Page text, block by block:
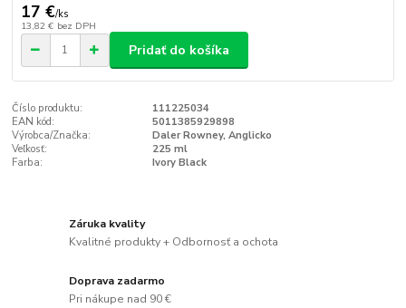
17 €/ks
13,82 € bez DPH
Pridať do košíka
Číslo produktu:
111225034
EAN kód:
5011385929898
Výrobca/Značka:
Daler Rowney, Anglicko
Veľkosť:
225 ml
Farba:
Ivory Black
Záruka kvality
Kvalitné produkty + Odbornosť a ochota
Doprava zadarmo
Pri nákupe nad 90 €